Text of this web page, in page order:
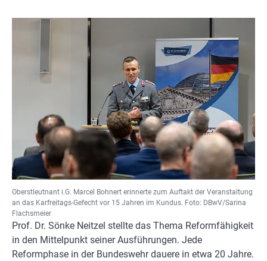
Oberstleutnant i.G. Marcel Bohnert erinnerte zum Auftakt der Veranstaltung
an das Karfreitags-Gefecht vor 15 Jahren im Kundus. Foto: DBwV/Sarina
Flachsmeier
Prof. Dr. Sönke Neitzel stellte das Thema Reformfähigkeit
in den Mittelpunkt seiner Ausführungen. Jede
Reformphase in der Bundeswehr dauere in etwa 20 Jahre.